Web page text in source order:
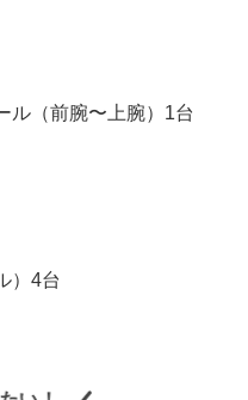
ル（前腕〜上腕）1台
）4台